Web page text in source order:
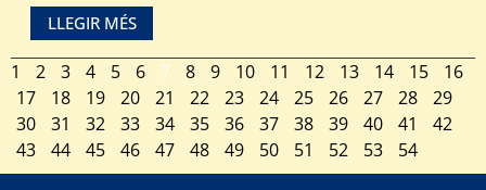
LLEGIR MÉS
1 2 3 4 5 6 7 8 9 10 11 12 13 14 15
16
17
18 19 20 21 22 23 24 25 26 27 28
29
30
31 32 33 34 35 36 37 38 39 40 41
42
43
44 45 46 47 48 49 50 51 52 53 54